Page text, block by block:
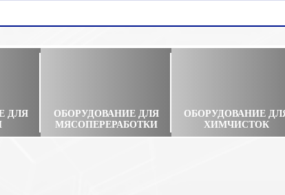
ДЛЯ
ОБОРУДОВАНИЕ ДЛЯ
МЯСОПЕРЕРАБОТКИ
ОБОРУДОВАНИЕ
ХИМЧИСТОК